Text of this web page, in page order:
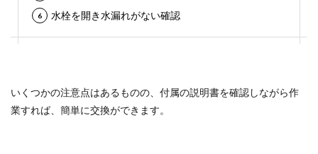
水栓を開き水漏れがない確認
いくつかの注意点はあるものの、付属の説明書を確認しながら作
業すれば、簡単に交換ができます。